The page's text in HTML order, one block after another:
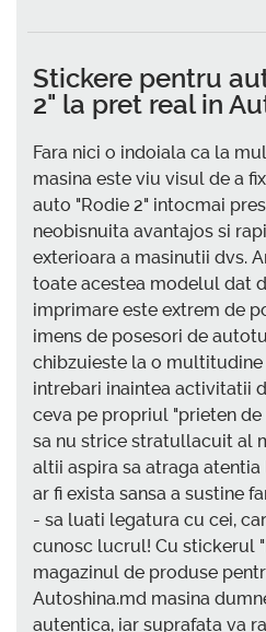
Stickere pentru
2" la pret real in
Fara nici o indoiala ca la
masina este viu visul de a
auto "Rodie 2" intocmai
neobisnuita avantajos si
exterioara a masinutii dvs.
toate acestea modelul dat
imprimare este extrem de
imens de posesori de
chibzuieste la o
intrebari inaintea activitatii
ceva pe propriul "prieten
sa nu strice stratullacuit al
altii aspira sa atraga
ar fi exista sansa a sustine
- sa luati legatura cu cei,
cunosc lucrul! Cu stickerul
magazinul de produse
Autoshina.md masina
autentica, iar suprafata va